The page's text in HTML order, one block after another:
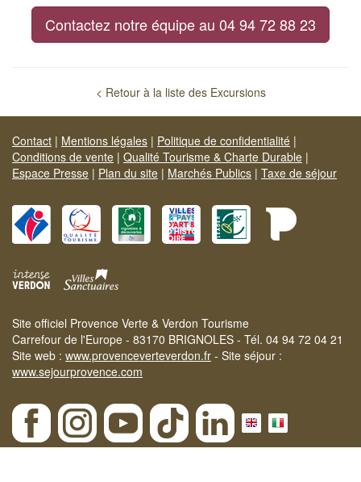
Contactez notre équipe au 04 94 72 88 23
< Retour à la liste des Excursions
Contact | Mentions légales | Politique de confidentialité |
Conditions de vente | Qualité Tourisme & Charte Durable |
Espace Presse | Plan du site | Marchés Publics | Taxe de séjour
Site officiel Provence Verte & Verdon Tourisme
Carrefour de l'Europe - 83170 BRIGNOLES - Tél. 04 94 72 04 21
Site web : www.provenceverteverdon.fr - Site séjour :
www.sejourprovence.com